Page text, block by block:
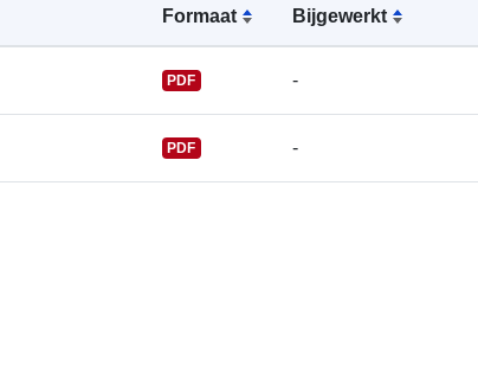
Formaat Bijgewerkt
PDF -
PDF -